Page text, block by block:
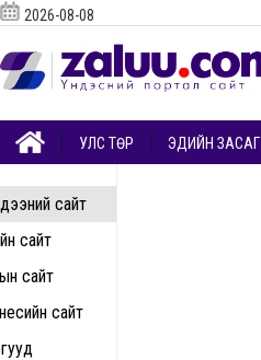
сайт
сайт
сайт
сайт
2026-08-08
УЛС ТӨР ЭДИЙН ЗАСАГ